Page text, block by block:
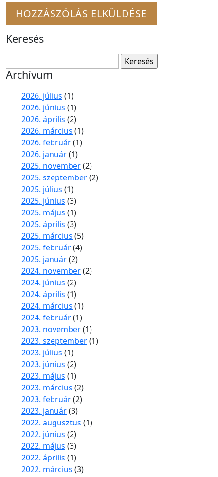
Keresés
Archívum
2026. július (1)
2026. június (1)
2026. április (2)
2026. március (1)
2026. február(1)
2026. január(1)
2025. november(2)
2025. szeptember(2)
2025. július (1)
2025. június (3)
2025. május (1)
2025. április (3)
2025. március (5)
2025. február(4)
2025. január(2)
2024. november(2)
2024. június (2)
2024. április (1)
2024. március (1)
2024. február(1)
2023. november(1)
2023. szeptember(1)
2023. július (1)
2023. június (2)
2023. május (1)
2023. március (2)
2023. február(2)
2023. január(3)
2022. augusztus (1)
2022. június (2)
2022. május (3)
2022. április (1)
2022. március (3)